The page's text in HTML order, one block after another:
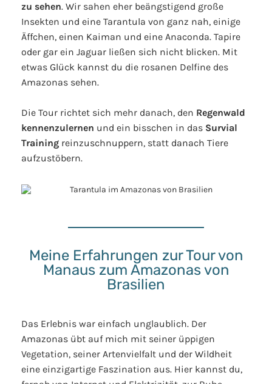
zu sehen. Wir sahen eher beängstigend große
Insekten und eine Tarantula von ganz nah, einige
Äffchen, einen Kaiman und eine Anaconda. Tapire
oder gar ein Jaguar ließen sich nicht blicken. Mit
etwas Glück kannst du die rosanen Delfine des
Amazonas sehen.
Die Tour richtet sich mehr danach, den Regenwald
kennenzulernen und ein bisschen in das Survial
Training reinzuschnuppern, statt danach Tiere
aufzustöbern.
Meine Erfahrungen zur Tour von
Manaus zum Amazonas von
Brasilien
Das Erlebnis war einfach unglaublich. Der
Amazonas übt auf mich mit seiner üppigen
Vegetation, seiner Artenvielfalt und der Wildheit
eine einzigartige Faszination aus. Hier kannst du,